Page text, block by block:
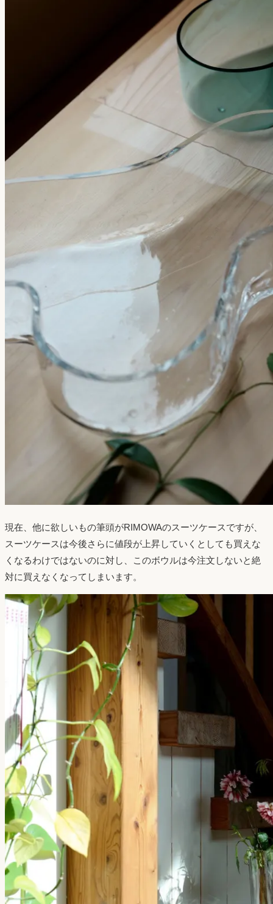
現在、他に欲しいもの筆頭がRIMOWAのスーツケースですが、
スーツケースは今後さらに値段が上昇していくとしても買えな
くなるわけではないのに対し、このボウルは今注文しないと絶
対に買えなくなってしまいます。